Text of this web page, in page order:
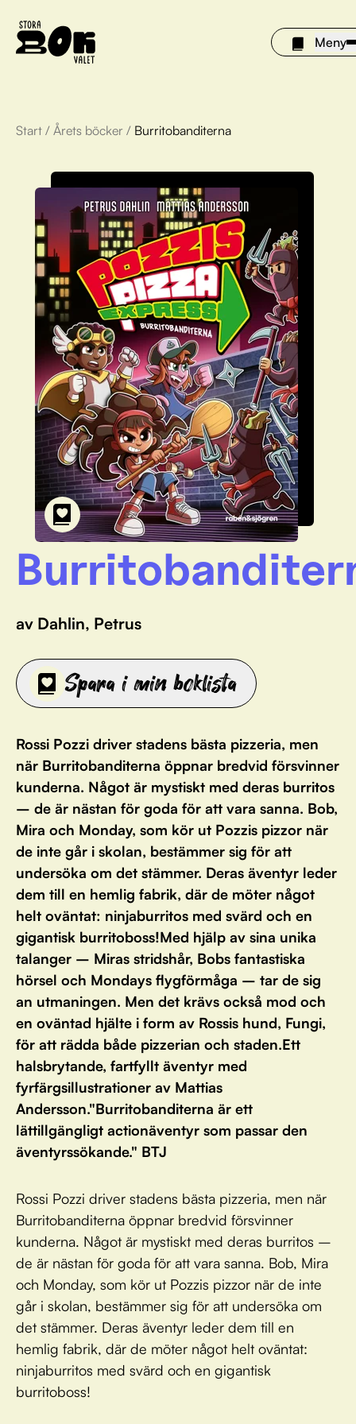
Meny
Årets böcker
Om Stora bokvalet
Olivia tipsar
Vinnare
FAQ
För bibliotek
Start / Årets böcker / Burritobanditerna
av Dahlin, Petrus
Spara i min boklista
Rossi Pozzi driver stadens bästa pizzeria, men
när Burritobanditerna öppnar bredvid försvinner
kunderna. Något är mystiskt med deras burritos
– de är nästan för goda för att vara sanna. Bob,
Mira och Monday, som kör ut Pozzis pizzor när
de inte går i skolan, bestämmer sig för att
undersöka om det stämmer. Deras äventyr leder
dem till en hemlig fabrik, där de möter något
helt oväntat: ninjaburritos med svärd och en
gigantisk burritoboss!Med hjälp av sina unika
talanger – Miras stridshår, Bobs fantastiska
hörsel och Mondays flygförmåga – tar de sig
an utmaningen. Men det krävs också mod och
en oväntad hjälte i form av Rossis hund, Fungi,
för att rädda både pizzerian och staden.Ett
halsbrytande, fartfyllt äventyr med
fyrfärgsillustrationer av Mattias
Andersson."Burritobanditerna är ett
lättillgängligt actionäventyr som passar den
äventyrssökande." BTJ
Rossi Pozzi driver stadens bästa pizzeria, men när
Burritobanditerna öppnar bredvid försvinner
kunderna. Något är mystiskt med deras burritos –
de är nästan för goda för att vara sanna. Bob, Mira
och Monday, som kör ut Pozzis pizzor när de inte
går i skolan, bestämmer sig för att undersöka om
det stämmer. Deras äventyr leder dem till en
hemlig fabrik, där de möter något helt oväntat:
ninjaburritos med svärd och en gigantisk
burritoboss!